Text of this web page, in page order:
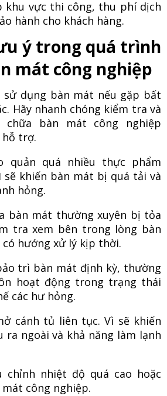
khu vực thi công, thu phí dịch
hành cho khách hàng.
ý trong quá trình
mát công nghiệp
dụng bàn mát nếu gặp bất
Hãy nhanh chóng kiểm tra và
bàn mát công nghiệp
hỗ trợ.
quản quá nhiều thực phẩm
khiến bàn mát bị quá tải và
hỏng.
bàn mát thường xuyên bị tỏa
tra xem bên trong lòng bàn
hướng xử lý kịp thời.
trì bàn mát định kỳ, thường
hoạt động trong trạng thái
các hư hỏng.
cánh tủ liên tục. Vì sẽ khiến
ra ngoài và khả năng làm lạnh
chỉnh nhiệt độ quá cao hoặc
công nghiệp.